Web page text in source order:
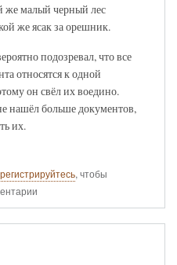
же малый черный лес
же ясак за орешник.
подозревал, что все
относятся к одной
он свёл их воедино.
нашёл больше документов,
их.
, чтобы